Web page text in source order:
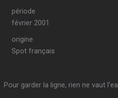
période
février 2001
origine
Spot français
Pour garder la ligne, rien ne vaut